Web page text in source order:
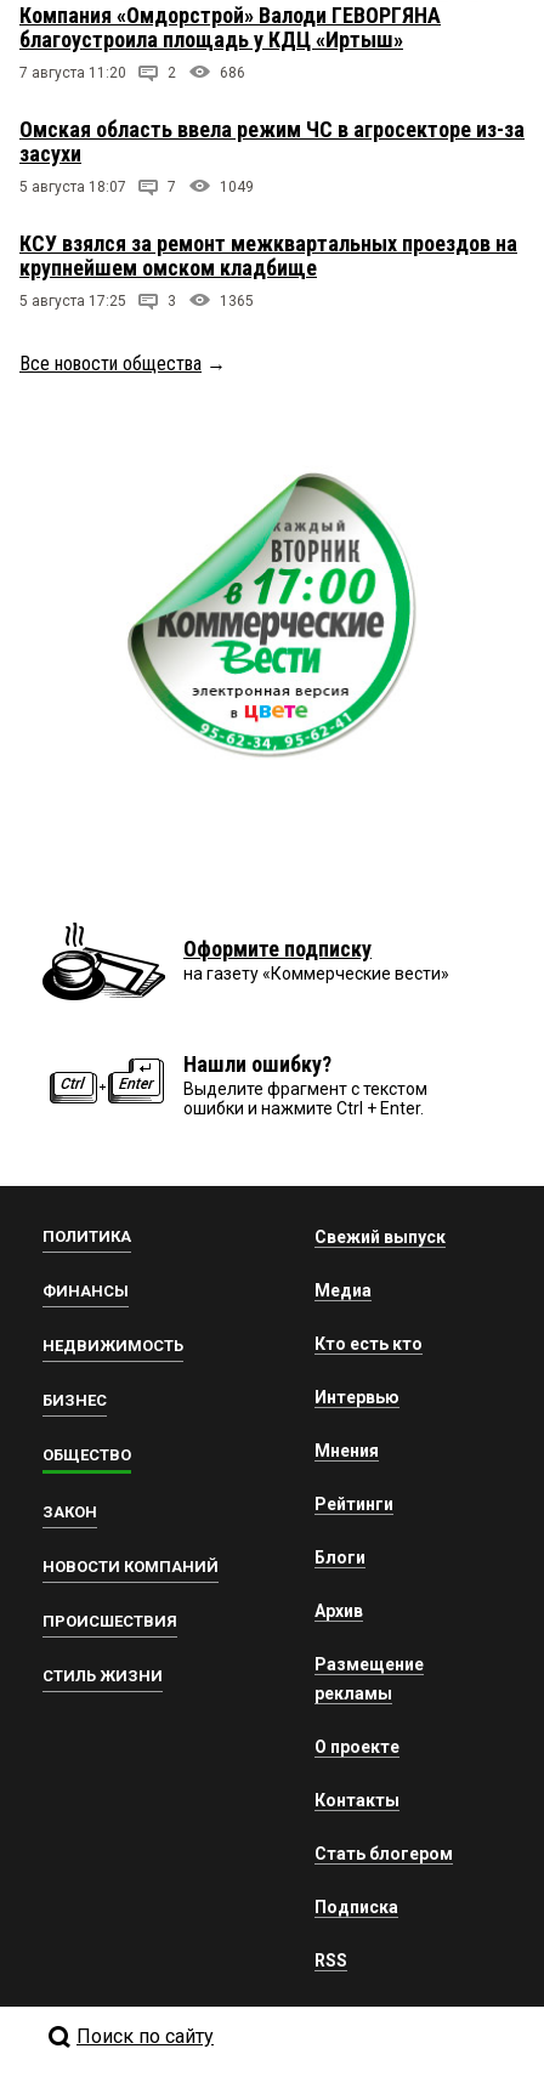
Компания «Омдорстрой» Валоди ГЕВОРГЯНА
благоустроила площадь у КДЦ «Иртыш»
7 августа 11:20 2 686
Омская область ввела режим ЧС в агросекторе из-за
засухи
5 августа 18:07 7 1049
КСУ взялся за ремонт межквартальных проездов на
крупнейшем омском кладбище
5 августа 17:25 3 1365
Все новости общества →
Оформите подписку
на газету «Коммерческие вести»
Нашли ошибку?
Выделите фрагмент с текстом
ошибки и нажмите Ctrl + Enter.
ПОЛИТИКА
ФИНАНСЫ
НЕДВИЖИМОСТЬ
БИЗНЕС
ОБЩЕСТВО
ЗАКОН
НОВОСТИ КОМПАНИЙ
ПРОИСШЕСТВИЯ
СТИЛЬ ЖИЗНИ
Свежий выпуск
Медиа
Кто есть кто
Интервью
Мнения
Рейтинги
Блоги
Архив
Размещение
рекламы
О проекте
Контакты
Стать блогером
Подписка
RSS
Поиск по сайту